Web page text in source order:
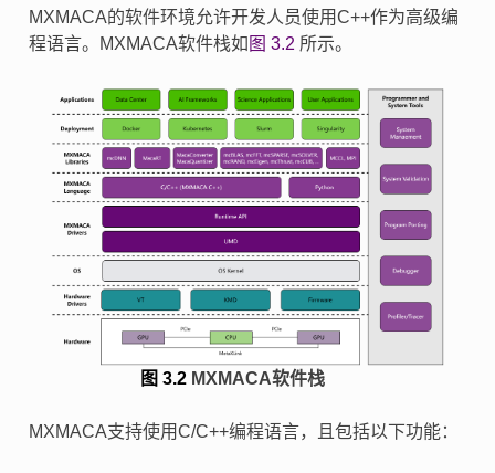
MXMACA的软件环境允许开发人员使用C++作为高级编
程语言。MXMACA软件栈如 图 3.2所示。
图 3.2 MXMACA软件栈
MXMACA支持使用C/C++编程语言，且包括以下功能：